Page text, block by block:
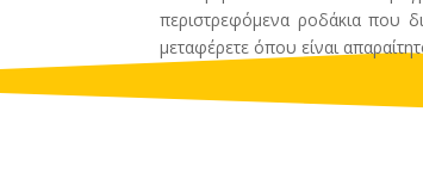
περιστρεφόμενα ροδάκια που
μεταφέρετε όπου είναι